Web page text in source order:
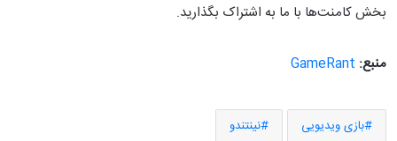
بخش کامنت‌ها با ما به اشتراک بگذارید.
منبع: GameRant
بازی ویدیویی نینتندو